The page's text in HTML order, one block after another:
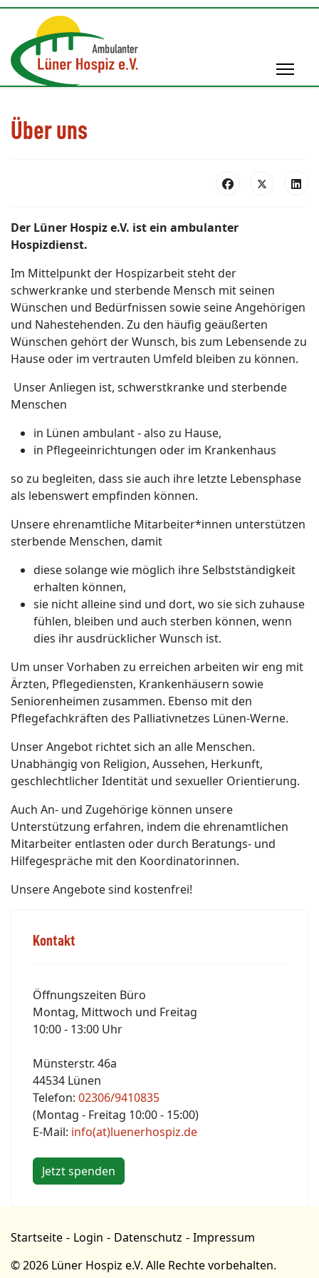
Über uns
Der Lüner Hospiz e.V. ist ein ambulanter
Hospizdienst.
Im Mittelpunkt der Hospizarbeit steht der
schwerkranke und sterbende Mensch mit seinen
Wünschen und Bedürfnissen sowie seine Angehörigen
und Nahestehenden. Zu den häufig geäußerten
Wünschen gehört der Wunsch, bis zum Lebensende zu
Hause oder im vertrauten Umfeld bleiben zu können.
Unser Anliegen ist, schwerstkranke und sterbende
Menschen
in Lünen ambulant - also zu Hause,
in Pflegeeinrichtungen oder im Krankenhaus
so zu begleiten, dass sie auch ihre letzte Lebensphase
als lebenswert empfinden können.
Unsere ehrenamtliche Mitarbeiter*innen unterstützen
sterbende Menschen, damit
diese solange wie möglich ihre Selbstständigkeit
erhalten können,
sie nicht alleine sind und dort, wo sie sich zuhause
fühlen, bleiben und auch sterben können, wenn
dies ihr ausdrücklicher Wunsch ist.
Um unser Vorhaben zu erreichen arbeiten wir eng mit
Ärzten, Pflegediensten, Krankenhäusern sowie
Seniorenheimen zusammen. Ebenso mit den
Pflegefachkräften des Palliativnetzes Lünen-Werne.
Unser Angebot richtet sich an alle Menschen.
Unabhängig von Religion, Aussehen, Herkunft,
geschlechtlicher Identität und sexueller Orientierung.
Auch An- und Zugehörige können unsere
Unterstützung erfahren, indem die ehrenamtlichen
Mitarbeiter entlasten oder durch Beratungs- und
Hilfegespräche mit den Koordinatorinnen.
Unsere Angebote sind kostenfrei!
Kontakt
Öffnungszeiten Büro
Montag, Mittwoch und Freitag
10:00 - 13:00 Uhr
Münsterstr. 46a
44534 Lünen
Telefon: 02306/9410835
(Montag - Freitag 10:00 - 15:00)
E-Mail: info(at)luenerhospiz.de
Jetzt spenden
Startseite Login Datenschutz
Impressum
© 2026 Lüner Hospiz e.V. Alle Rechte vorbehalten.